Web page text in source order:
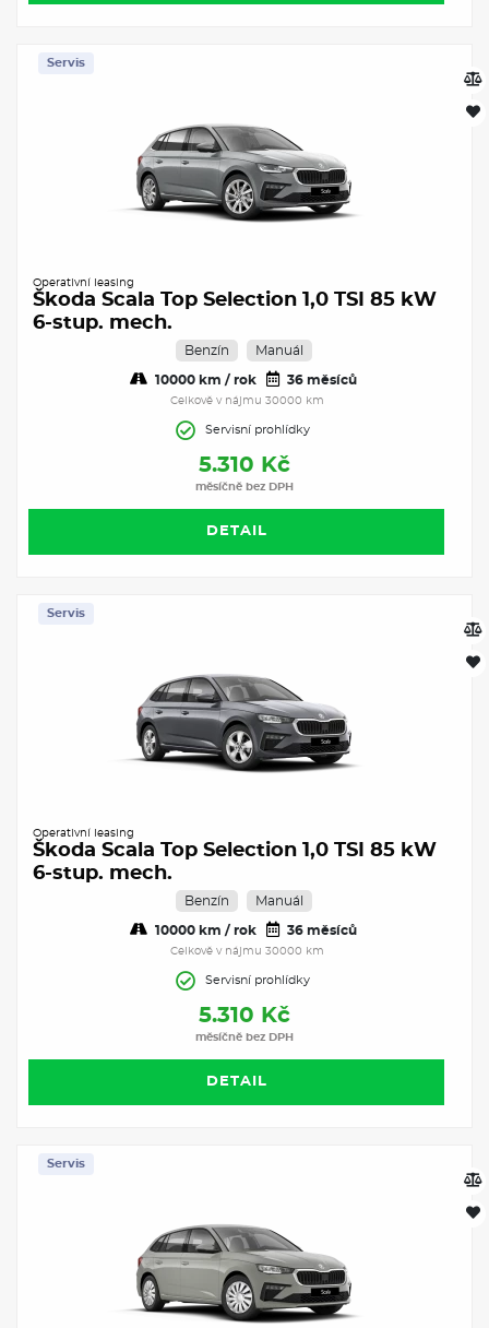
Servis
Operativní leasing
Škoda Scala Top Selection 1,0 TSI 85 kW
6-stup. mech.
Benzín Manuál
10000 km / rok 36 měsíců
Celkově v nájmu 30000 km
Servisní prohlídky
5.310 Kč
měsíčně bez DPH
DETAIL
Servis
Operativní leasing
Škoda Scala Top Selection 1,0 TSI 85 kW
6-stup. mech.
Benzín Manuál
10000 km / rok 36 měsíců
Celkově v nájmu 30000 km
Servisní prohlídky
5.310 Kč
měsíčně bez DPH
DETAIL
Servis